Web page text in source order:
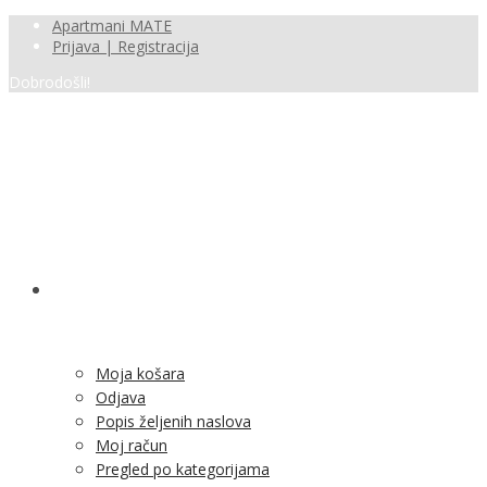
Apartmani MATE
Prijava | Registracija
Dobrodošli!
Moja košara
Odjava
Popis željenih naslova
Moj račun
Pregled po kategorijama